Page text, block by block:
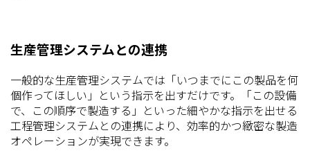
生産管理システムとの連携
一般的な生産管理システムでは「いつまでにこの製品を何
個作ってほしい」という指示を出すだけです。「この設備
で、この順序で製造する」といった細やかな指示を出せる
工程管理システムとの連携により、効率的かつ緻密な製造
オペレーションが実現できます。